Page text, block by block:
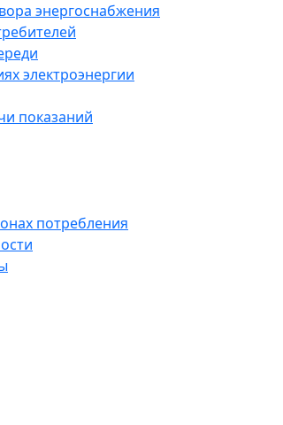
энергоснабжения
электроэнергии
показаний
потребления